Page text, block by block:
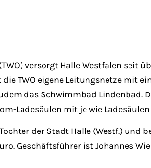
versorgt Halle Westfalen seit
TWO eigene Leitungsnetze mit
das Schwimmbad Lindenbad.
Ladesäulen mit je wie
der Stadt Halle (Westf.)
Geschäftsführer ist Johannes